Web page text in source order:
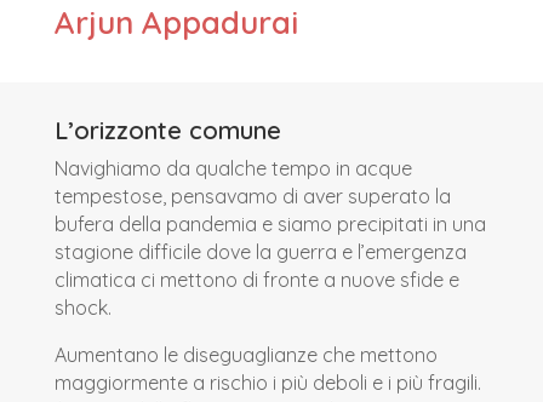
Arjun Appadurai
L’orizzonte comune
Navighiamo da qualche tempo in acque
tempestose, pensavamo di aver superato la
bufera della pandemia e siamo precipitati in una
stagione difficile dove la guerra e l’emergenza
climatica ci mettono di fronte a nuove sfide e
shock.
Aumentano le diseguaglianze che mettono
maggiormente a rischio i più deboli e i più fragili.